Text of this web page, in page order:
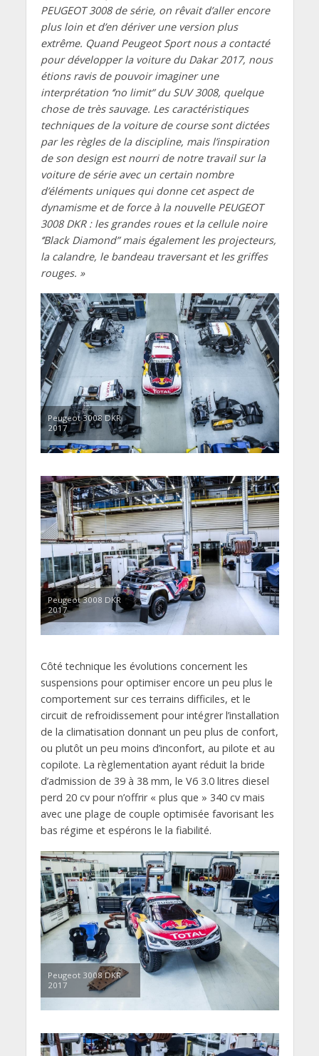
PEUGEOT 3008 de série, on rêvait d’aller encore
plus loin et d’en dériver une version plus
extrême. Quand Peugeot Sport nous a contacté
pour développer la voiture du Dakar 2017, nous
étions ravis de pouvoir imaginer une
interprétation ‘’no limit” du SUV 3008, quelque
chose de très sauvage. Les caractéristiques
techniques de la voiture de course sont dictées
par les règles de la discipline, mais l’inspiration
de son design est nourri de notre travail sur la
voiture de série avec un certain nombre
d’éléments uniques qui donne cet aspect de
dynamisme et de force à la nouvelle PEUGEOT
3008 DKR : les grandes roues et la cellule noire
‘’Black Diamond” mais également les projecteurs,
la calandre, le bandeau traversant et les griffes
rouges. »
Peugeot 3008 DKR
2017
Peugeot 3008 DKR
2017
Côté technique les évolutions concernent les
suspensions pour optimiser encore un peu plus le
comportement sur ces terrains difficiles, et le
circuit de refroidissement pour intégrer l’installation
de la climatisation donnant un peu plus de confort,
ou plutôt un peu moins d’inconfort, au pilote et au
copilote. La règlementation ayant réduit la bride
d’admission de 39 à 38 mm, le V6 3.0 litres diesel
perd 20 cv pour n’offrir « plus que » 340 cv mais
avec une plage de couple optimisée favorisant les
bas régime et espérons le la fiabilité.
Peugeot 3008 DKR
2017